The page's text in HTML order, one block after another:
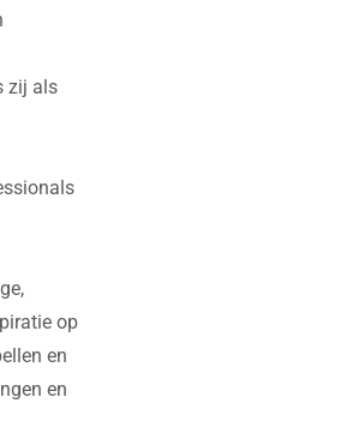
zij als
op
en
en